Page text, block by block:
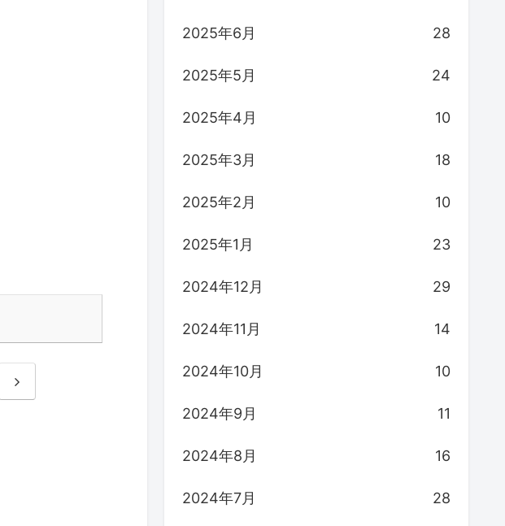
次
2025年6月 28
2025年5月 24
2025年4月 10
2025年3月 18
2025年2月 10
2025年1月 23
2024年12月 29
2024年11月 14
2024年10月 10
2024年9月 11
2024年8月 16
2024年7月 28